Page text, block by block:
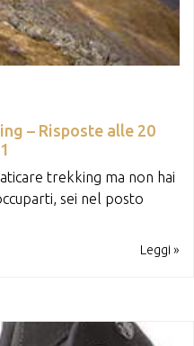
– Risposte alle 20
trekking ma non hai
sei nel posto
Leggi »